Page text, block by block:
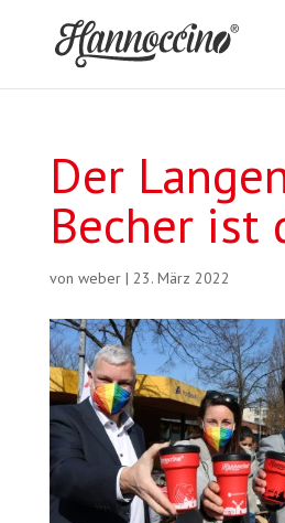
Der
Becher ist
von weber| 23. März 2022